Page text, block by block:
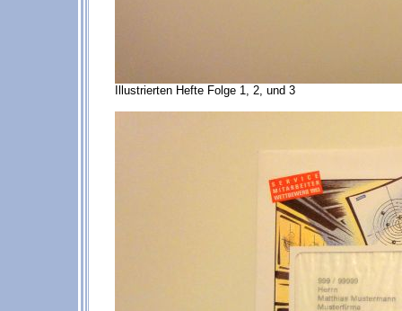
Illustrierten Hefte Folge 1, 2, und 3